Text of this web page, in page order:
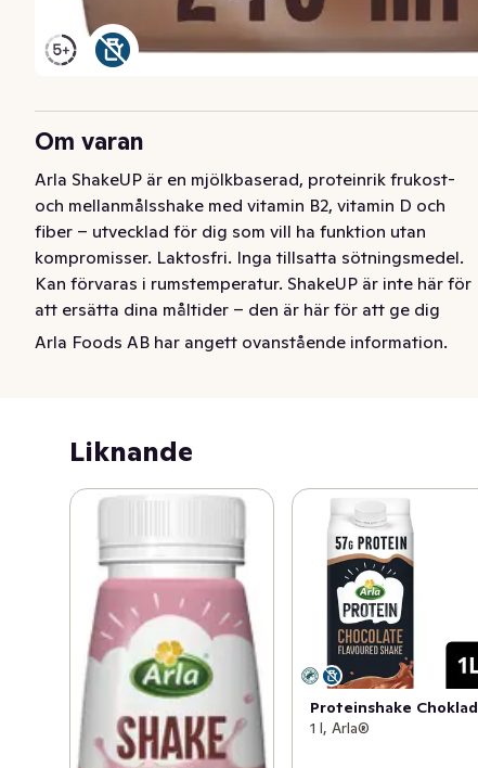
Om varan
Arla ShakeUP är en mjölkbaserad, proteinrik frukost-
och mellanmålsshake med vitamin B2, vitamin D och
fiber – utvecklad för dig som vill ha funktion utan
kompromisser. Laktosfri. Inga tillsatta sötningsmedel.
Kan förvaras i rumstemperatur. ShakeUP är inte här för
att ersätta dina måltider – den är här för att ge dig
energi när livet händer. Finns i två goda smaker: Choklad
Arla Foods AB har angett ovanstående information.
Liknande
Proteinshake Choklad
1 l, Arla®